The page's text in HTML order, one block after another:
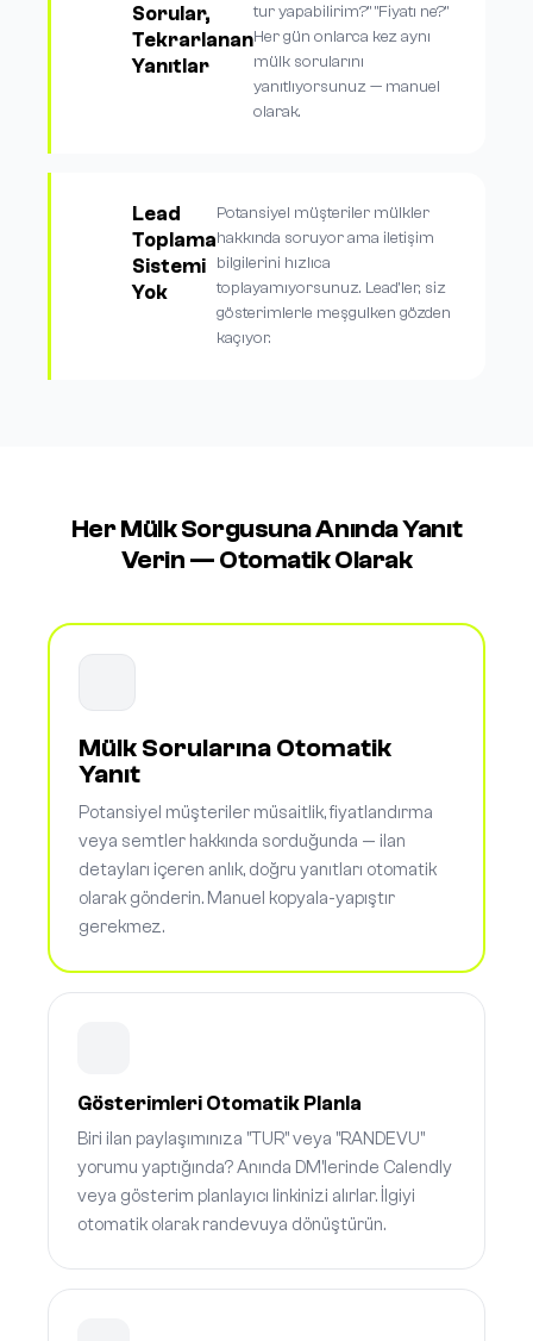
Sorular,
Tekrarlanan
Yanıtlar
tur yapabilirim?" "Fiyatı ne?"
Her gün onlarca kez aynı
mülk sorularını
yanıtlıyorsunuz — manuel
olarak.
Lead
Toplama
Sistemi
Yok
Potansiyel müşteriler mülkler
hakkında soruyor ama iletişim
bilgilerini hızlıca
toplayamıyorsunuz. Lead'ler, siz
gösterimlerle meşgulken gözden
kaçıyor.
Her Mülk Sorgusuna Anında Yanıt
Verin — Otomatik Olarak
Mülk Sorularına Otomatik
Yanıt
Potansiyel müşteriler müsaitlik, fiyatlandırma
veya semtler hakkında sorduğunda — ilan
detayları içeren anlık, doğru yanıtları otomatik
olarak gönderin. Manuel kopyala-yapıştır
gerekmez.
Gösterimleri Otomatik Planla
Biri ilan paylaşımınıza "TUR" veya "RANDEVU"
yorumu yaptığında? Anında DM'lerinde Calendly
veya gösterim planlayıcı linkinizi alırlar. İlgiyi
otomatik olarak randevuya dönüştürün.